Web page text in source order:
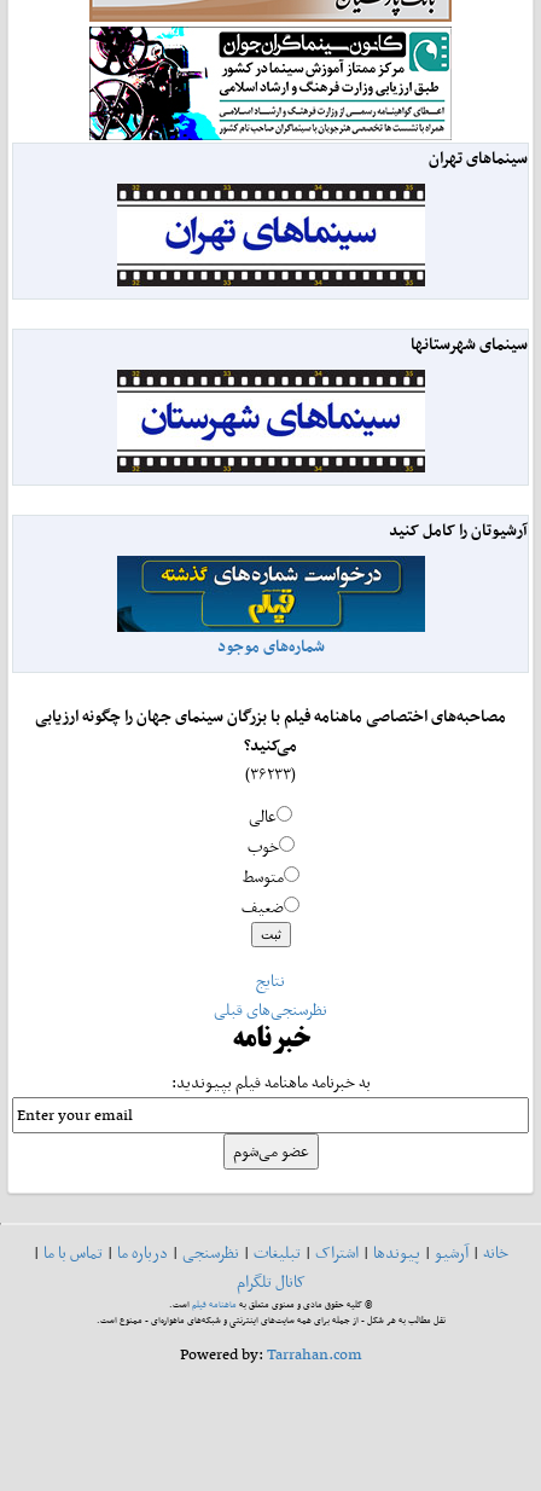
سینماهای تهران
سینمای شهرستانها
آرشیوتان را کامل کنید
شماره‌های موجود
مصاحبه‌های اختصاصی ماهنامه فیلم با بزرگان سینمای جهان را چگونه ارزیابی
می‌کنید؟
عالی
خوب
متوسط
ضعیف
نتایج
نظرسنجی‌های قبلی
خبرنامه
به خبرنامه ماهنامه فیلم بپیوندید:
خانه|آرشیو| پیوندها| اشتراک| تبلیغات| نظرسنجی| درباره ما| تماس با ما|
کانال تلگرام
© کلیه حقوق مادی و معنوی متعلق بهماهنامه فیلماست.
نقل مطالب به هر شکل - از جمله برای همه سایت‌های اینترنتی و شبکه‌های ماهواره‌ای - ممنوع است.
Powered by:Tarrahan.com